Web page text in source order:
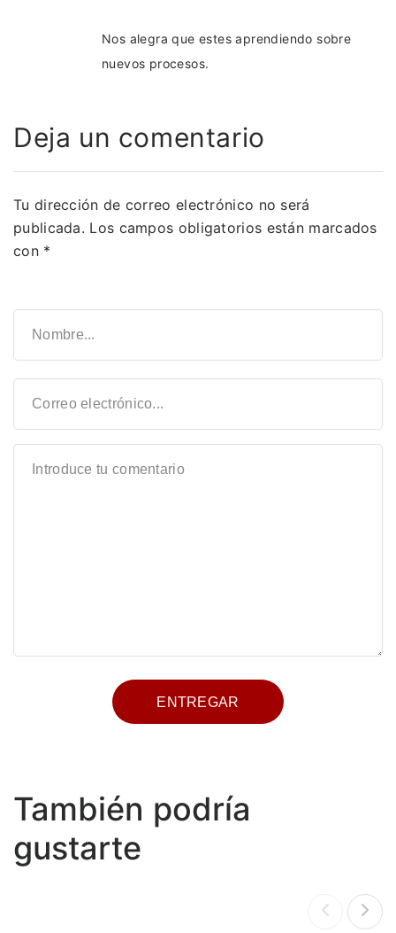
Nos alegra que estes aprendiendo sobre
nuevos procesos.
Deja un comentario
Tu dirección de correo electrónico no será
publicada. Los campos obligatorios están marcados
con *
También podría
gustarte